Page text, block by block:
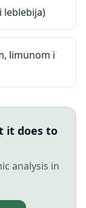
leblebija)
limunom i
it does to
analysis in